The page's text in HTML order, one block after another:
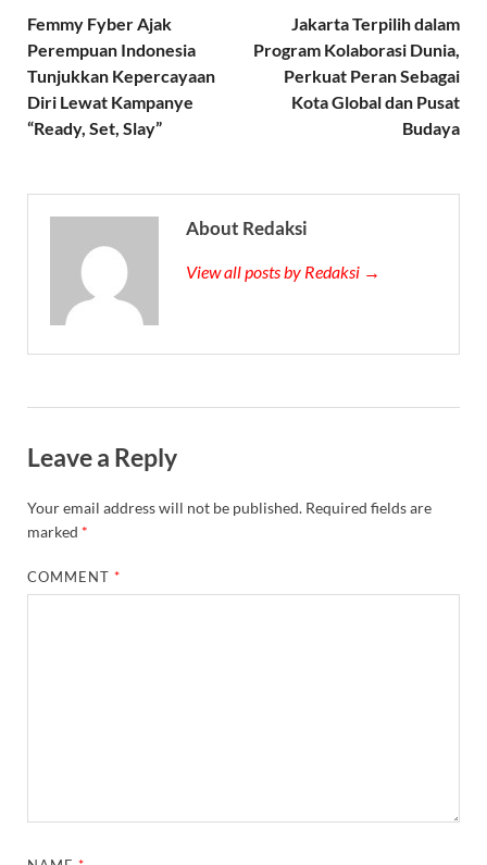
Femmy Fyber Ajak
Perempuan Indonesia
Tunjukkan Kepercayaan
Diri Lewat Kampanye
“Ready, Set, Slay”
Jakarta Terpilih dalam
Program Kolaborasi Dunia,
Perkuat Peran Sebagai
Kota Global dan Pusat
Budaya
About Redaksi
View all posts by Redaksi →
Leave a Reply
Your email address will not be published. Required fields are
marked *
COMMENT*